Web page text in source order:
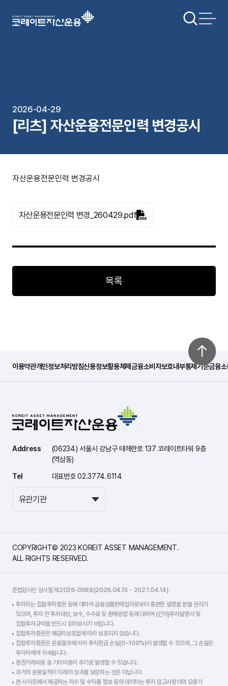
2026-04-29
[리츠] 자산운용전문인력 변경공시
자산운용전문인력 변경공시
자산운용전문인력 변경_260429.pdf
목록
이용약관개인정보처리방침신용정보활용체제금융소비자보호내부통제기준금융
Address
(06234) 서울시 강남구 테헤란로 137 코레이트타워 9층
(역삼동)
Tel
대표번호 02.3774.6114
COPYRIGHT© 2023 KOREIT ASSET MANAGEMENT.
ALL RIGHTS RESERVED.
준법감시인 심사필 제2026-059호(2026.04.15 ~ 2027.04.14)
투자자는 집합투자증권 등에 대하여 금융상품판매업자로부터 충분한 설명을 받을 권리가
있으며, 투자 전 투자대상, 보수, 수수료 및 환매방법 등에 대하여 (간이)투자설명서 및
집합투자규약을 반드시 읽어보시기 바랍니다.
집합투자증권은 예금자보호법에 따라 보호되지 않습니다.
집합투자증권은 운용결과에 따라 투자원금 손실(0~100%)이 발생할 수 있으며, 그 손실은
투자자에게 귀속됩니다.
증권거래비용 등 기타비용이 추가로 발생할 수 있습니다.
과거의 운용실적이 미래의 성과를 보장하는 것은 아닙니다.
본 사이트에서 제공하는 지수 및 수익률 정보 등의 데이터는 투자 참고사항이며 오류가